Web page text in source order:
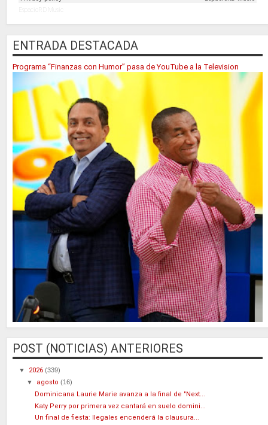
EspacioRD Music
ENTRADA DESTACADA
Programa “Finanzas con Humor” pasa de YouTube a la Television
POST (NOTICIAS) ANTERIORES
▼ 2026 (339)
▼ agosto(16)
Dominicana Laurie Marie avanza a la final de "Next...
Katy Perry por primera vez cantará en suelo domini...
Un final de fiesta: Ilegales encenderá la clausura...